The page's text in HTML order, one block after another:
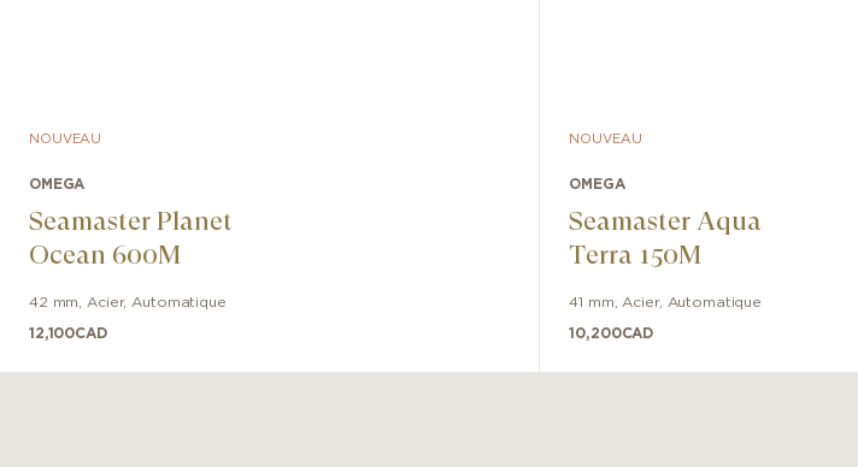
NOUVEAU
OMEGA
Seamaster Planet
Ocean 600M
42 mm Acier, Automatique
12,100CAD
NOUVEAU
OMEGA
Seamaster Aqua
Terra 150M
41 mm Acier, Automatique
10,200CAD